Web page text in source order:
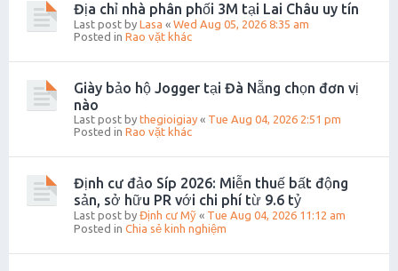
Địa chỉ nhà phân phối 3M tại Lai Châu uy tín
Last post by Lasa « Wed Aug 05, 2026 8:35 am
Posted in Rao vặt khác
Giày bảo hộ Jogger tại Đà Nẵng chọn đơn vị
nào
Last post by thegioigiay « Tue Aug 04, 2026 2:51 pm
Posted in Rao vặt khác
Định cư đảo Síp 2026: Miễn thuế bất động
sản, sở hữu PR với chi phí từ 9.6 tỷ
Last post by Định cư Mỹ « Tue Aug 04, 2026 11:12 am
Posted in Chia sẻ kinh nghiệm